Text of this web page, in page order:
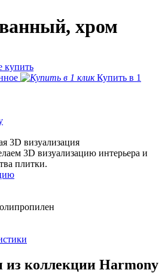
хром
купить
Купить в 1
3D визуализация
3D визуализацию интерьера и
плитки.
из коллекции Harmony